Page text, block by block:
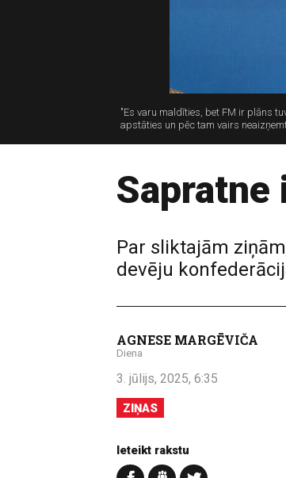
"Es varu maldīties, bet FM ir plāns
apstāties un pēc tam vairs
Sapratne
Par sliktajām
devēju
AGNESE MARGĒVIČA
Diena
3. jūlijs, 2025, 6:35
ZIŅAS
Ieteikt rakstu